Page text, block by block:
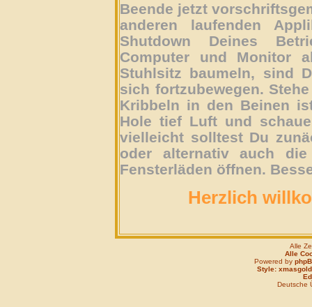
Beende jetzt
anderen laufenden
Shutdown Deines
Computer und Monitor
Stuhlsitz baumeln, sind
sich fortzubewegen.
Kribbeln in den Beinen
Hole tief Luft und
vielleicht solltest Du
oder alternativ auch
Fensterläden öffnen.
Herzlich
Alle
Alle
Powered by
Style: xmasgold
Deutsche